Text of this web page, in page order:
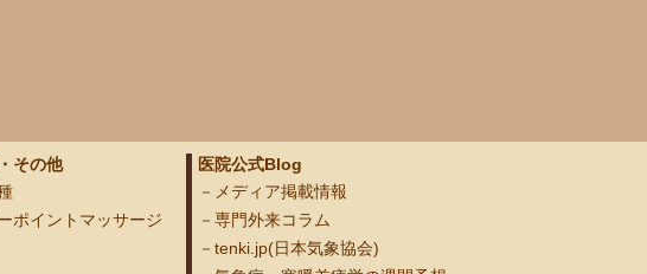
その他
ポイントマッサージ
医院公式Blog
メディア掲載情報
専門外来コラム
tenki.jp(日本気象協会)